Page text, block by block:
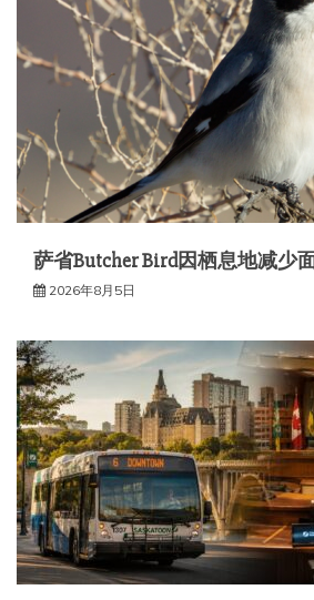
萨省Butcher Bird因栖息地减少
2026年8月5日